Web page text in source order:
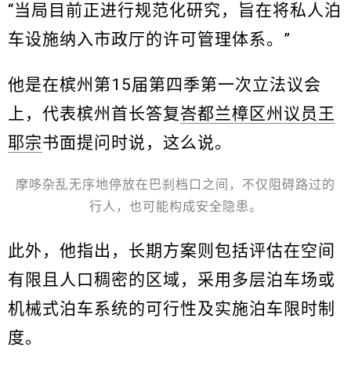
“当局目前正进行规范化研究，旨在将私人泊
车设施纳入市政厅的许可管理体系。”
他是在槟州第15届第四季第一次立法议会
上，代表槟州首长答复峇都兰樟区州议员王
耶宗书面提问时说，这么说。
摩哆杂乱无序地停放在巴刹档口之间，不仅阻碍路过的
行人，也可能构成安全隐患。
此外，他指出，长期方案则包括评估在空间
有限且人口稠密的区域，采用多层泊车场或
机械式泊车系统的可行性及实施泊车限时制
度。